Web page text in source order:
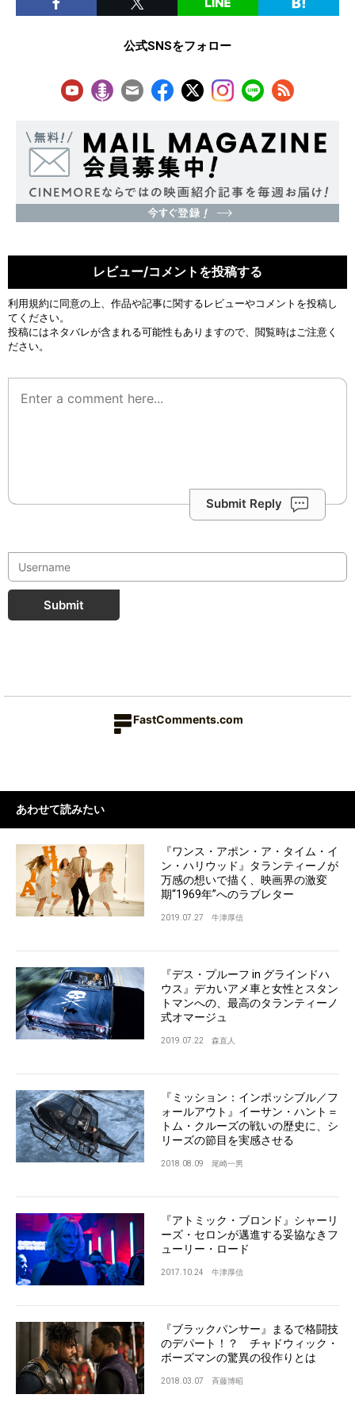
公式SNSをフォロー
レビュー/コメントを投稿する
利用規約に同意の上、作品や記事に関するレビューやコメントを投稿し
てください。
投稿にはネタバレが含まれる可能性もありますので、閲覧時はご注意く
ださい。
Submit Reply
Submit
FastComments.com
あわせて読みたい
『ワンス・アポン・ア・タイム・イ
ン・ハリウッド』タランティーノが
万感の想いで描く、映画界の激変
期“1969年”へのラブレター
2019.07.27 牛津厚信
『デス・プルーフ in グラインドハ
ウス』デカいアメ車と女性とスタン
トマンへの、最高のタランティーノ
式オマージュ
2019.07.22 森直人
『ミッション：インポッシブル／フ
ォールアウト』イーサン・ハント＝
トム・クルーズの戦いの歴史に、シ
リーズの節目を実感させる
2018.08.09 尾崎一男
『アトミック・ブロンド』シャーリ
ーズ・セロンが邁進する妥協なきフ
ューリー・ロード
2017.10.24 牛津厚信
『ブラックパンサー』まるで格闘技
のデパート！？ チャドウィック・
ボーズマンの驚異の役作りとは
2018.03.07 斉藤博昭